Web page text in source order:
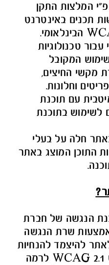
המלצות התקן
5568) לנגישות תכנים באינטרנט
טכנולוגיות
המקובל
מקשי החיצים,
עם תוכנת
לשימוש בתוכנת
חלה על בעלי
התוכן המוצג באתר
הנגשה של חברת
שרת הנגשה
להיצמד להנחיות
לנגישות תכנים באינטרנט WCAG 2.1 לרמה